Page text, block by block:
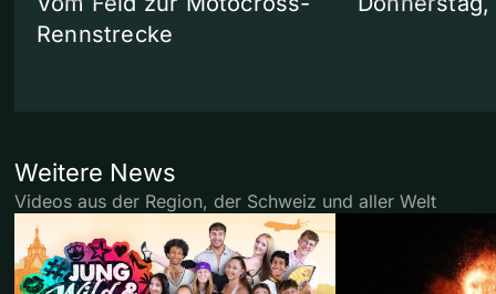
Rennstrecke
Weitere News
Videos aus der Region, der Schweiz und aller Welt